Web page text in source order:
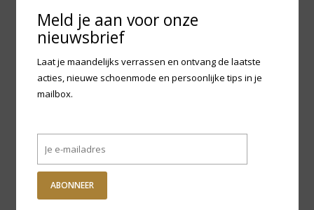
Meld je aan voor onze
nieuwsbrief
Laat je maandelijks verrassen en ontvang de laatste
acties, nieuwe schoenmode en persoonlijke tips in je
mailbox.
ABONNEER